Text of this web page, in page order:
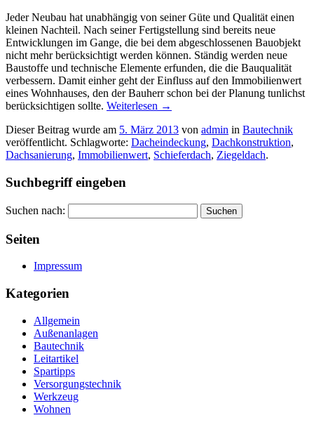
Jeder Neubau hat unabhängig von seiner Güte und Qualität einen
kleinen Nachteil. Nach seiner Fertigstellung sind bereits neue
Entwicklungen im Gange, die bei dem abgeschlossenen Bauobjekt
nicht mehr berücksichtigt werden können. Ständig werden neue
Baustoffe und technische Elemente erfunden, die die Bauqualität
verbessern. Damit einher geht der Einfluss auf den Immobilienwert
eines Wohnhauses, den der Bauherr schon bei der Planung tunlichst
berücksichtigen sollte. Weiterlesen →
Dieser Beitrag wurde am 5. März 2013 von admin in Bautechnik
veröffentlicht. Schlagworte: Dacheindeckung, Dachkonstruktion,
Dachsanierung, Immobilienwert, Schieferdach, Ziegeldach.
Suchbegriff eingeben
Suchen nach:
Seiten
Impressum
Kategorien
Allgemein
Außenanlagen
Bautechnik
Leitartikel
Spartipps
Versorgungstechnik
Werkzeug
Wohnen